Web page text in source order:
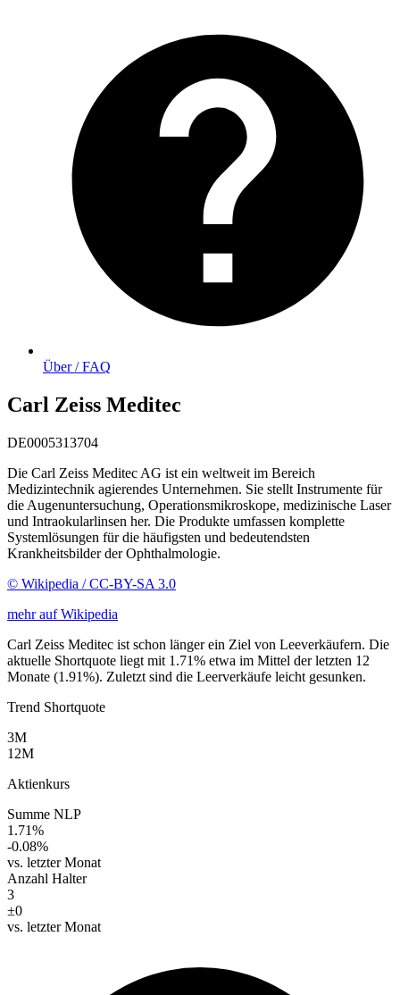
Über / FAQ
Carl Zeiss Meditec
DE0005313704
Die Carl Zeiss Meditec AG ist ein weltweit im Bereich
Medizintechnik agierendes Unternehmen. Sie stellt Instrumente für
die Augenuntersuchung, Operationsmikroskope, medizinische Laser
und Intraokularlinsen her. Die Produkte umfassen komplette
Systemlösungen für die häufigsten und bedeutendsten
Krankheitsbilder der Ophthalmologie.
© Wikipedia / CC-BY-SA 3.0
mehr auf Wikipedia
Carl Zeiss Meditec ist schon länger ein Ziel von Leeverkäufern. Die
aktuelle Shortquote liegt mit 1.71% etwa im Mittel der letzten 12
Monate (1.91%). Zuletzt sind die Leerverkäufe leicht gesunken.
Trend Shortquote
3M
12M
Aktienkurs
Summe NLP
1.71%
-0.08%
vs. letzter Monat
Anzahl Halter
3
±0
vs. letzter Monat